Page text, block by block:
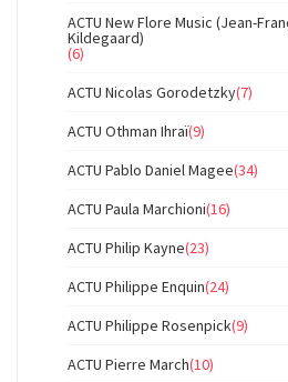
ACTU New Flore Music (Jean-
Kildegaard)
(6)
ACTU Nicolas Gorodetzky(7)
ACTU Othman Ihraï(9)
ACTU Pablo Daniel Magee(34)
ACTU Paula Marchioni(16)
ACTU Philip Kayne(23)
ACTU Philippe Enquin(24)
ACTU Philippe Rosenpick(9)
ACTU Pierre March(10)